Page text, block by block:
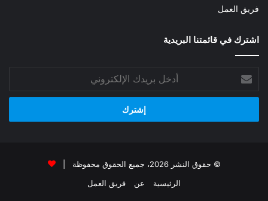
فريق العمل
اشترك في قائمتنا البريدية
بريدك
الإلكتروني
© حقوق النشر 2026، جميع الحقوق محفوظة |
الرئيسية
عن فريق العمل